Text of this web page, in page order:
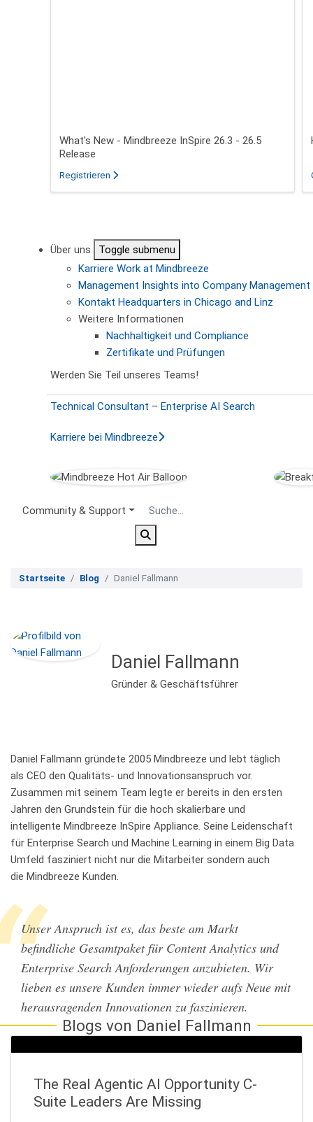
What's New - Mindbreeze InSpire 26.3 - 26.5
Release
Registrieren für das Webinar über What's New - Mindbreeze
Über uns
Toggle submenu
Karriere Work at Mindbreeze
Management Insights into Company Management
Kontakt Headquarters in Chicago and Linz
Weitere Informationen
Nachhaltigkeit und Compliance
Zertifikate und Prüfungen
Werden Sie Teil unseres Teams!
Technical Consultant – Enterprise AI Search
Karriere bei Mindbreeze
Secondary Menu
Community & Support
Startseite Blog Daniel Fallmann
Daniel Fallmann
Gründer & Geschäftsführer
Daniel Fallmann gründete 2005 Mindbreeze und lebt täglich
als CEO den Qualitäts- und Innovationsanspruch vor.
Zusammen mit seinem Team legte er bereits in den ersten
Jahren den Grundstein für die hoch skalierbare und
intelligente Mindbreeze InSpire Appliance. Seine Leidenschaft
für Enterprise Search und Machine Learning in einem Big Data
Umfeld fasziniert nicht nur die Mitarbeiter sondern auch
die Mindbreeze Kunden.
Unser Anspruch ist es, das beste am Markt
befindliche Gesamtpaket für Content Analytics und
Enterprise Search Anforderungen anzubieten. Wir
lieben es unsere Kunden immer wieder aufs Neue mit
herausragenden Innovationen zu faszinieren.
Blogs von Daniel Fallmann
The Real Agentic AI Opportunity C-
Suite Leaders Are Missing